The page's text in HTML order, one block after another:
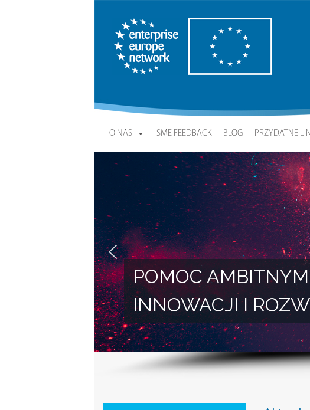
Enterprise Europe Network
O NAS SME FEEDBACK BLOG PRZYDATNE
POMOC
INNOWACJI I